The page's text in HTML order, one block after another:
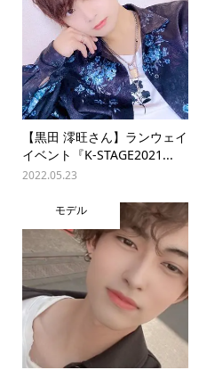
【黒田 澪旺さん】ランウェイ
イベント『K-STAGE2021...
2022.05.23
モデル